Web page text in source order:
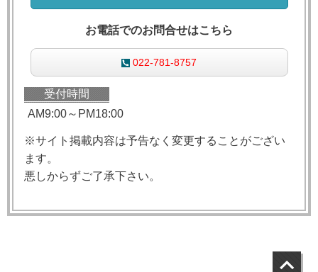
お電話でのお問合せはこちら
022-781-8757
受付時間
AM9:00～PM18:00
※サイト掲載内容は予告なく変更することがござい
ます。
悪しからずご了承下さい。